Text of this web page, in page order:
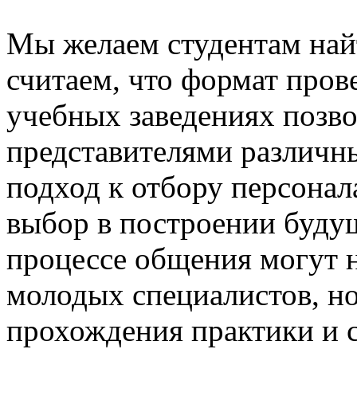
Мы желаем студентам
считаем, что формат
учебных заведениях
представителями
подход к отбору
выбор в построении
процессе общения могут
молодых специалистов,
прохождения практики и